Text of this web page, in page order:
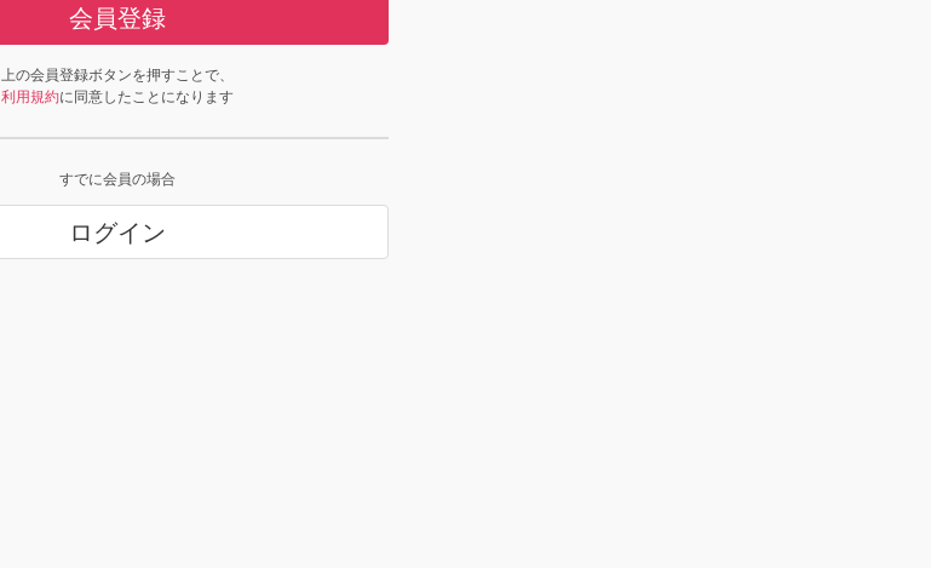
会員登録
上の会員登録ボタンを押すことで、
利用規約に同意したことになります
すでに会員の場合
ログイン